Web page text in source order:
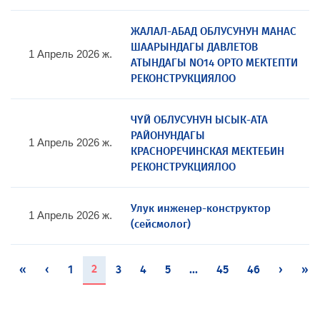
1 Апрель 2026 ж.
ЖАЛАЛ-АБАД ОБЛУСУНУН МАНАС
ШААРЫНДАГЫ ДАВЛЕТОВ
АТЫНДАГЫ NO14 ОРТО МЕКТЕПТИ
РЕКОНСТРУКЦИЯЛОО
1 Апрель 2026 ж.
ЧҮЙ ОБЛУСУНУН ЫСЫК-АТА
РАЙОНУНДАГЫ
КРАСНОРЕЧИНСКАЯ МЕКТЕБИН
РЕКОНСТРУКЦИЯЛОО
1 Апрель 2026 ж.
Улук инженер-конструктор
(сейсмолог)
« ‹ 1 2(current)
3 4 5 ... 45 46 › »